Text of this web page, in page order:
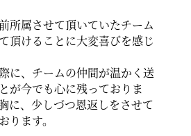
所属させて頂いていたチーム
頂けることに大変喜びを感じ
に、チームの仲間が温かく送
が今でも心に残っておりま
に、少しづつ恩返しをさせて
ります。